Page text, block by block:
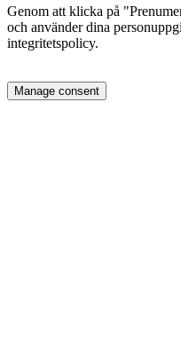
Genom att klicka på
och använder dina
integritetspolicy.
Manage consent